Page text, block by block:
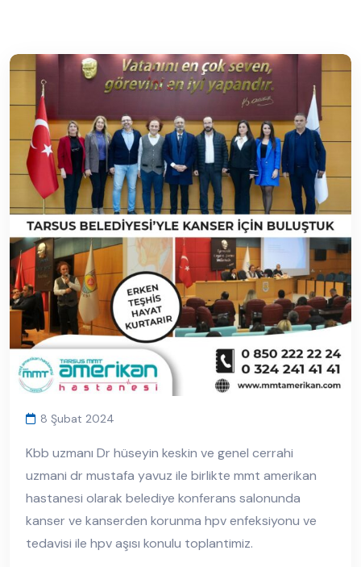
8 Şubat 2024
Kbb uzmanı Dr hüseyin keskin ve genel cerrahi
uzmani dr mustafa yavuz ile birlikte mmt amerikan
hastanesi olarak belediye konferans salonunda
kanser ve kanserden korunma hpv enfeksiyonu ve
tedavisi ile hpv aşısı konulu toplantimiz.